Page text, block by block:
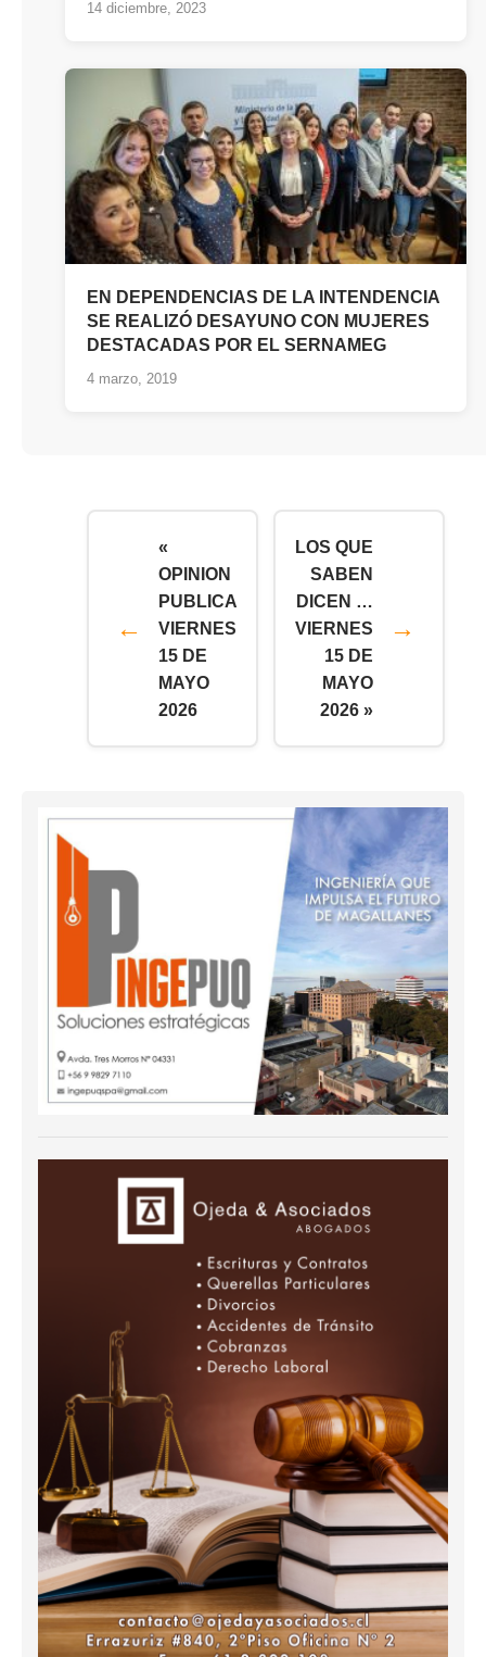
14 diciembre, 2023
EN DEPENDENCIAS DE LA INTENDENCIA
SE REALIZÓ DESAYUNO CON MUJERES
DESTACADAS POR EL SERNAMEG
4 marzo, 2019
«
OPINION
PUBLICA
VIERNES
15 DE
MAYO
2026
LOS QUE
SABEN
DICEN …
VIERNES
15 DE
MAYO
2026 »